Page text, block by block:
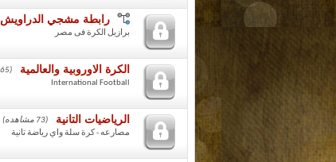
رابطة مشجي الدراويش
برازيل الكرة فى مصر
الكرة الاوروبية والعالمية
(165 مشاهده)
International Football
الرياضيات التانية
(73 مشاهده)
مصارعه - كرة سلة واي رياضة تانية